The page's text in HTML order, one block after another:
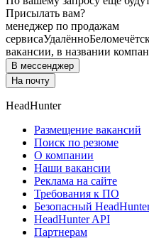
Присылать вам?
менеджер по продажам
сервисаУдалённо
вакансии, в названии
В мессенджер
На почту
HeadHunter
Размещение вакансий
Поиск по резюме
О компании
Наши вакансии
Реклама на сайте
Требования к ПО
Безопасный
HeadHunter API
Партнерам